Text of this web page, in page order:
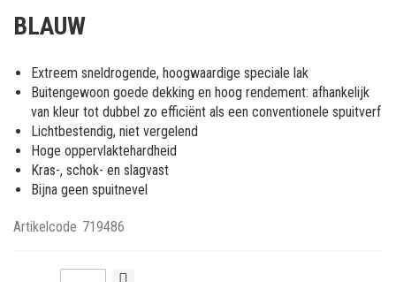
van
afbeeldingen-
gallerij
BLAUW
Extreem sneldrogende, hoogwaardige speciale lak
Buitengewoon goede dekking en hoog rendement: afhankelijk
van kleur tot dubbel zo efficiënt als een conventionele spuitverf
Lichtbestendig, niet vergelend
Hoge oppervlaktehardheid
Kras-, schok- en slagvast
Bijna geen spuitnevel
Artikelcode 719486